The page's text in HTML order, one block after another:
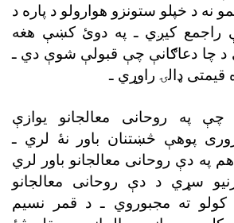
نه د خپلو ستونزو هوارولو د پاره د
راجمع کيږي ـ په دوئ کښې هغه
چا دعاګانې چې قبولې شوې دي ـ
ډالۍ راوړي ـ
په روحانى معالجانو يوازې
پوهې څښتنان باور نۀ لري ـ
په دې روحانى معالجانو باور لري
سړي د دې روحانى معالجانو
کولو ته مجبوروي ـ د قمر نسيم